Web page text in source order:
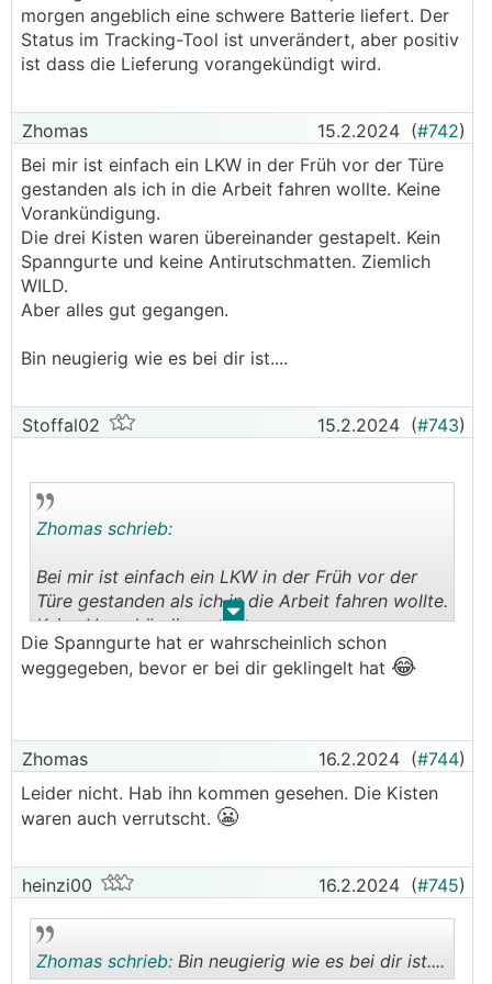
da Grade A Zellen mit QR-Code und allem pipapo
verbaut sind, sowie dasBMS
-CAN mit Victron
kompatibel ist.
durchtesten, aufschrauben usw.
Leider hab ich da nicht die richtigen
Ladegeräte/Tools usw.
Vielleicht mag mir hier wer helfen? Dann würd ich
mit nem Bier und Batteriepack vorbeikommen
Sollte das Teil brauchbar/akzeptabel sein, dann würd
ich 5 weitere Bestellen.
morgen angeblich eine schwere Batterie liefert. Der
Status im Tracking-Tool ist unverändert, aber positiv
ist dass die Lieferung vorangekündigt wird.
Zhomas 15.2.2024 (#742)
Bei mir ist einfach ein LKW in der Früh vor der Türe
gestanden als ich in die Arbeit fahren wollte. Keine
Vorankündigung.
Die drei Kisten waren übereinander gestapelt. Kein
Spanngurte und keine Antirutschmatten. Ziemlich
WILD.
Aber alles gut gegangen.
Bin neugierig wie es bei dir ist....
Stoffal02 15.2.2024 (#743)
. .
Zhomas schrieb:
Bei mir ist einfach ein LKW in der Früh vor der
Türe gestanden als ich in die Arbeit fahren wollte.
Keine Vorankündigung.
Die drei Kisten waren übereinander gestapelt.
Kein Spanngurte und keine Antirutschmatten.
Bin neugierig wie es bei dir ist....
Die Spanngurte hat er wahrscheinlich schon
weggegeben, bevor er bei dir geklingelt hat 😂
Zhomas 16.2.2024 (#744)
Leider nicht. Hab ihn kommen gesehen. Die Kisten
waren auch verrutscht. 😬
heinzi00 16.2.2024 (#745)
Zhomas schrieb: Bin neugierig wie es bei dir ist....